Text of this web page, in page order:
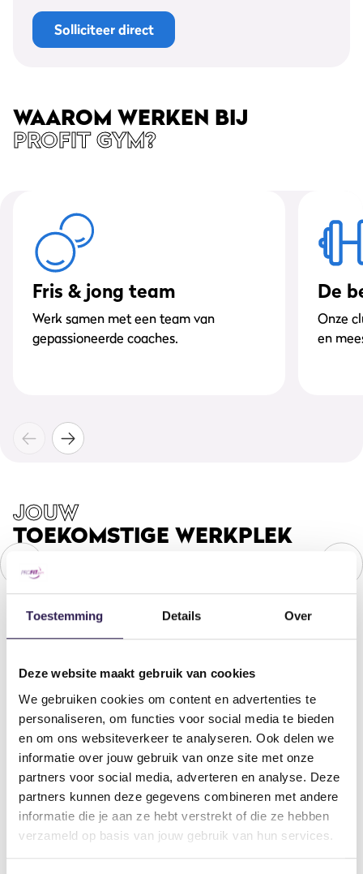
Toestemming Details Over
Deze website maakt gebruik van cookies
We gebruiken cookies om content en advertenties te
personaliseren, om functies voor social media te bieden
en om ons websiteverkeer te analyseren. Ook delen we
informatie over jouw gebruik van onze site met onze
partners voor social media, adverteren en analyse. Deze
partners kunnen deze gegevens combineren met andere
informatie die je aan ze hebt verstrekt of die ze hebben
verzameld op basis van jouw gebruik van hun services.
Solliciteer direct
WAAROM WERKEN BIJ
PROFIT GYM?
Fris & jong team
Werk samen met een team van
gepassioneerde coaches.
De
Onze
en
JOUW
TOEKOMSTIGE WERKPLEK
Interesse? Solliciteer direct
Ben je enthousiast geworden over onze club in Zwolle
Dieze en wil je graag deel uit maken van ons team?
Lijkt het je tof om te werken voor dé personal & all-in
sportschool van Nederland? Stuur dan je cv en een,
op de vacature gebaseerde, motivatiebrief op!
Op welke vacature wil je solliciteren?